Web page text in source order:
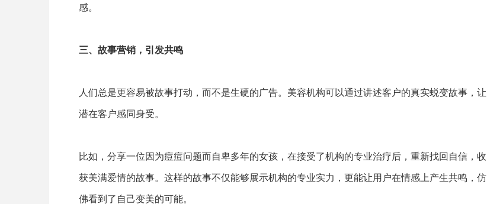
感。
三、故事营销，引发共鸣
人们总是更容易被故事打动，而不是生硬的广告。美容机构可以通过讲述客户的真实蜕变故事，让
潜在客户感同身受。
比如，分享一位因为痘痘问题而自卑多年的女孩，在接受了机构的专业治疗后，重新找回自信，收
获美满爱情的故事。这样的故事不仅能够展示机构的专业实力，更能让用户在情感上产生共鸣，仿
佛看到了自己变美的可能。